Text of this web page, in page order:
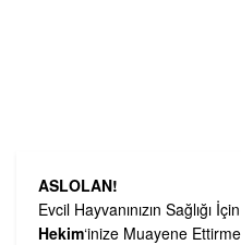
ASLOLAN!
Evcil Hayvanınızın Sağlığı
Hekim‘inize Muayene